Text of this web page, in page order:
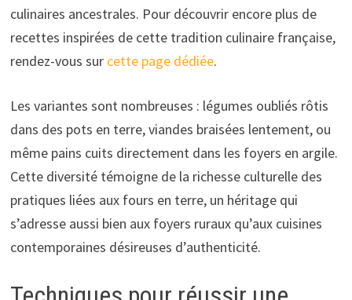
culinaires ancestrales. Pour découvrir encore plus de
recettes inspirées de cette tradition culinaire française,
rendez-vous sur cette page dédiée.
Les variantes sont nombreuses : légumes oubliés rôtis
dans des pots en terre, viandes braisées lentement, ou
même pains cuits directement dans les foyers en argile.
Cette diversité témoigne de la richesse culturelle des
pratiques liées aux fours en terre, un héritage qui
s’adresse aussi bien aux foyers ruraux qu’aux cuisines
contemporaines désireuses d’authenticité.